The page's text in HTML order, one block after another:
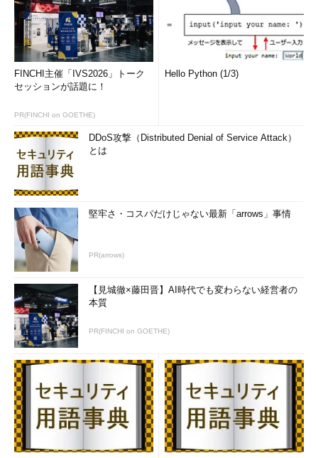
FINCHI主催「IVS2026」トーク
セッションが話題に！
PR(FINCHI on GOETHE)
Hello Python (1/3)
DDoS攻撃（Distributed Denial of Service Attack）
とは
堅牢さ・コスパだけじゃない最新「arrows」事情
PR(arrows)
【見城徹×藤田晋】AI時代でも変わらない経営者の
本質
PR(FINCHI on GOETHE)